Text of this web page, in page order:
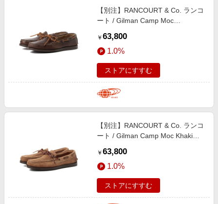
【別注】RANCOURT & Co. ランコ
ート / Gilman Camp Moc
Carolina Brown 6
￥ 63,800
1.0%
ストアにすすむ
【別注】RANCOURT & Co. ランコ
ート / Gilman Camp Moc Khaki
￥ 63,800
1.0%
ストアにすすむ